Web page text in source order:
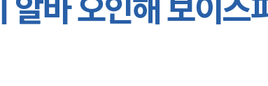
바 오인해 보이스